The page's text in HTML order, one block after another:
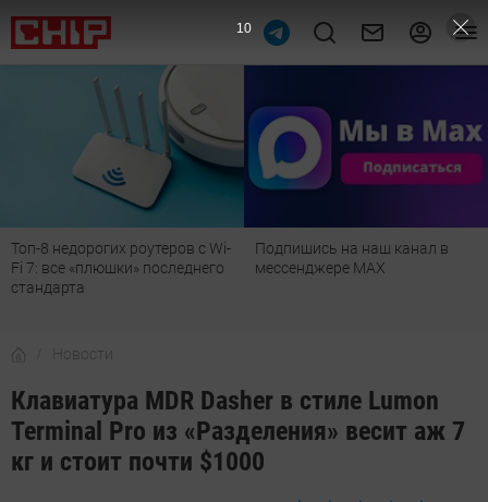
Топ-8 недорогих роутеров с Wi-
Fi 7: все «плюшки» последнего
стандарта
Подпишись на наш канал в
мессенджере МАХ
Новости
Клавиатура MDR Dasher в стиле Lumon
Terminal Pro из «Разделения» весит аж 7
кг и стоит почти $1000
9